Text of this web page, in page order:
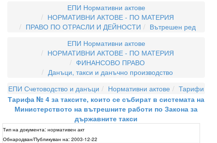
ЕПИ Нормативни актове
НОРМАТИВНИ АКТОВЕ - ПО МАТЕРИЯ
ПРАВО ПО ОТРАСЛИ И ДЕЙНОСТИ
Вътрешен ред
ЕПИ Нормативни актове
НОРМАТИВНИ АКТОВЕ - ПО МАТЕРИЯ
ФИНАНСОВО ПРАВО
Данъци, такси и данъчно производство
ЕПИ Счетоводство и данъци
Нормативни актове
Тарифи
Тарифа № 4 за таксите, които се събират в системата на
Министерството на вътрешните работи по Закона за
държавните такси
Тип на документа: нормативен акт
Обнародван/Публикуван на: 2003-12-22